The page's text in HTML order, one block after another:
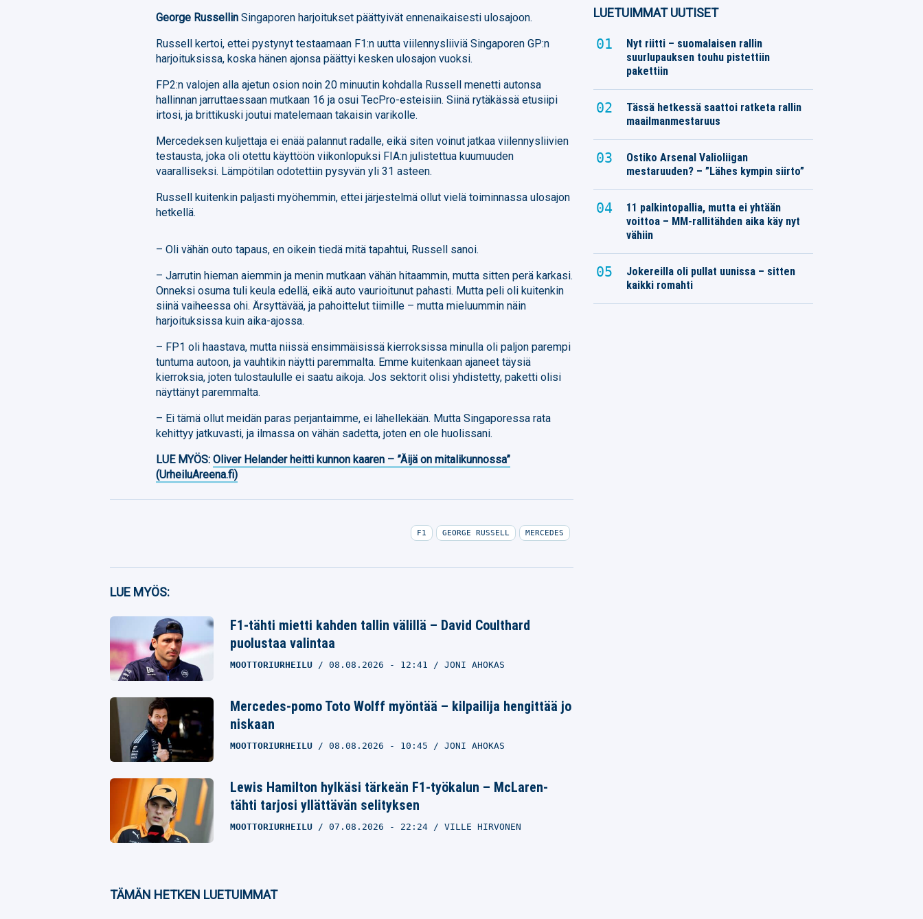
George Russellin Singaporen harjoitukset päättyivät ennenaikaisesti ulosajoon.
Russell kertoi, ettei pystynyt testaamaan F1:n uutta viilennysliiviä Singaporen GP:n
harjoituksissa, koska hänen ajonsa päättyi kesken ulosajon vuoksi.
FP2:n valojen alla ajetun osion noin 20 minuutin kohdalla Russell menetti autonsa
hallinnan jarruttaessaan mutkaan 16 ja osui TecPro-esteisiin. Siinä rytäkässä etusiipi
irtosi, ja brittikuski joutui matelemaan takaisin varikolle.
Mercedeksen kuljettaja ei enää palannut radalle, eikä siten voinut jatkaa viilennysliivien
testausta, joka oli otettu käyttöön viikonlopuksi FIA:n julistettua kuumuuden
vaaralliseksi. Lämpötilan odotettiin pysyvän yli 31 asteen.
Russell kuitenkin paljasti myöhemmin, ettei järjestelmä ollut vielä toiminnassa ulosajon
hetkellä.
– Oli vähän outo tapaus, en oikein tiedä mitä tapahtui, Russell sanoi.
– Jarrutin hieman aiemmin ja menin mutkaan vähän hitaammin, mutta sitten perä karkasi.
Onneksi osuma tuli keula edellä, eikä auto vaurioitunut pahasti. Mutta peli oli kuitenkin
siinä vaiheessa ohi. Ärsyttävää, ja pahoittelut tiimille – mutta mieluummin näin
harjoituksissa kuin aika-ajossa.
– FP1 oli haastava, mutta niissä ensimmäisissä kierroksissa minulla oli paljon parempi
tuntuma autoon, ja vauhtikin näytti paremmalta. Emme kuitenkaan ajaneet täysiä
kierroksia, joten tulostaululle ei saatu aikoja. Jos sektorit olisi yhdistetty, paketti olisi
näyttänyt paremmalta.
– Ei tämä ollut meidän paras perjantaimme, ei lähellekään. Mutta Singaporessa rata
kehittyy jatkuvasti, ja ilmassa on vähän sadetta, joten en ole huolissani.
LUE MYÖS:Oliver Helander heitti kunnon kaaren – ”Äijä on mitalikunnossa”
(UrheiluAreena.fi)
Facebook
Twitter
Whatsapp
F1 GEORGE RUSSELL MERCEDES
LUE MYÖS:
F1-tähti mietti kahden tallin välillä – David Coulthard
puolustaa valintaa
MOOTTORIURHEILU 08.08.2026 - 12:41 JONI AHOKAS
Mercedes-pomo Toto Wolff myöntää – kilpailija hengittää jo
niskaan
MOOTTORIURHEILU 08.08.2026 - 10:45 JONI AHOKAS
Lewis Hamilton hylkäsi tärkeän F1-työkalun – McLaren-
tähti tarjosi yllättävän selityksen
MOOTTORIURHEILU 07.08.2026 - 22:24 VILLE HIRVONEN
TÄMÄN HETKEN LUETUIMMAT
LUETUIMMAT UUTISET
Nyt riitti – suomalaisen rallin
suurlupauksen touhu pistettiin
pakettiin
Tässä hetkessä saattoi ratketa rallin
maailmanmestaruus
Ostiko Arsenal Valioliigan
mestaruuden? – ”Lähes kympin siirto”
11 palkintopallia, mutta ei yhtään
voittoa – MM-rallitähden aika käy nyt
vähiin
Jokereilla oli pullat uunissa – sitten
kaikki romahti